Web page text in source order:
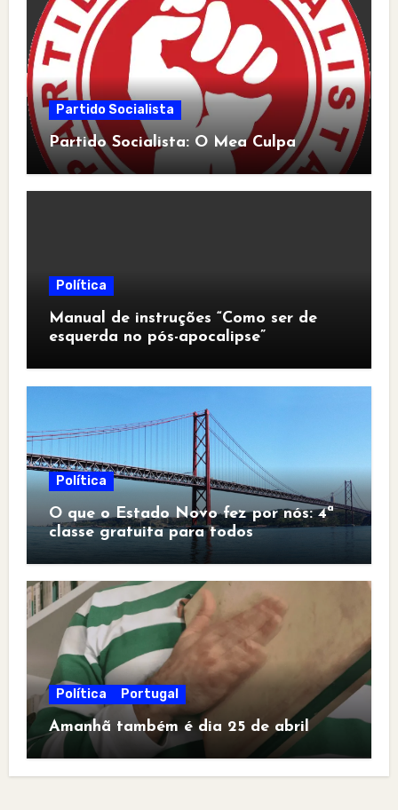
Partido Socialista
Partido Socialista: O Mea Culpa
Política
Manual de instruções “Como ser de
esquerda no pós-apocalipse”
Política
O que o Estado Novo fez por nós: 4ª
classe gratuita para todos
Política Portugal
Amanhã também é dia 25 de abril